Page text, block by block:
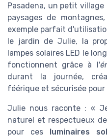
Pasadena, un petit
paysages de
exemple parfait
le jardin de Julie, la
lampes solaires LED le
fonctionnent grâce à l'
durant la journée,
féérique et sécurisée
Julie nous raconte : «
naturel et respectueux
pour ces luminaires